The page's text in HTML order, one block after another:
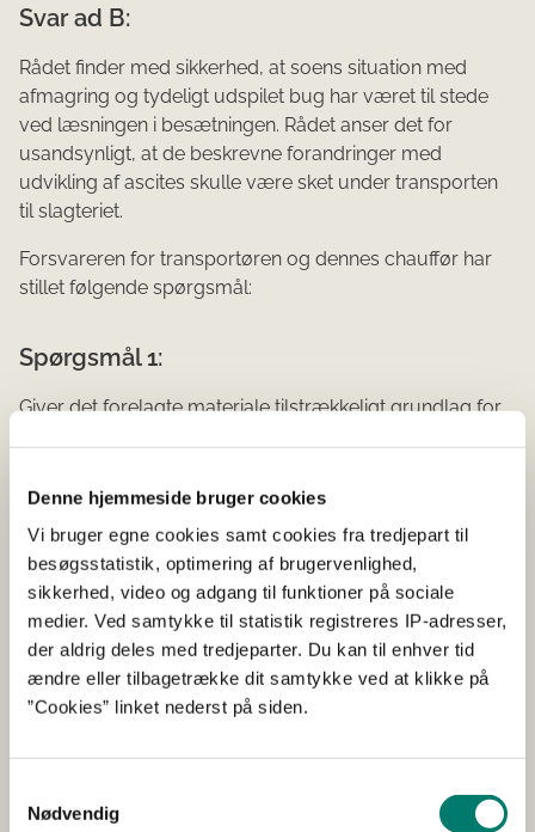
Denne hjemmeside bruger cookies
Vi bruger egne cookies samt cookies fra tredjepart til
besøgsstatistik, optimering af brugervenlighed,
sikkerhed, video og adgang til funktioner på sociale
medier. Ved samtykke til statistik registreres IP-adresser,
der aldrig deles med tredjeparter. Du kan til enhver tid
ændre eller tilbagetrække dit samtykke ved at klikke på
”Cookies” linket nederst på siden.
Nødvendig
Svar ad B:
Rådet finder med sikkerhed, at soens situation med
afmagring og tydeligt udspilet bug har været til stede
ved læsningen i besætningen. Rådet anser det for
usandsynligt, at de beskrevne forandringer med
udvikling af ascites skulle være sket under transporten
til slagteriet.
Forsvareren for transportøren og dennes chauffør har
stillet følgende spørgsmål:
Spørgsmål 1:
Giver det forelagte materiale tilstrækkeligt grundlag for
veterinærfaglige spørgsmål for Det veterinære
Sundhedsråd § 3, når der henses til:
at der ikke er gemt dele af dyret nedfrosset med
henblik på patoanatomisk undersøgelse,
at det angives af embedsdyrlægen, at der ikke er
præcise patologiske fund,
at der ikke er sket nogen vejning af væsken i